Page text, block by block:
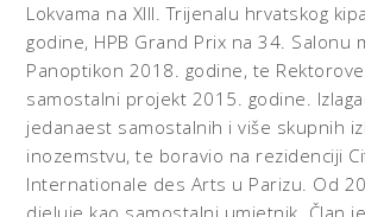
Lokvama na XIII. Trijenalu hrvatskog
godine, HPB Grand Prix na 34. Salonu
Panoptikon 2018. godine, te
samostalni projekt 2015. godine.
jedanaest samostalnih i više skupnih
inozemstvu, te boravio na rezidenciji
Internationale des Arts u Parizu. Od
djeluje kao samostalni umjetnik. Član je